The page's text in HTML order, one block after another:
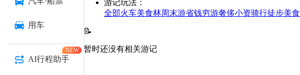
用车
AI行程助手
NEW
游记玩法 ：
全部火车美食林周末游省钱穷游奢侈小资骑行徒步美食
📝
暂时还没有相关游记